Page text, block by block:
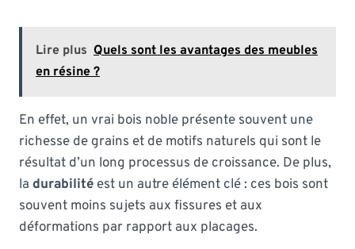
Lire plus Quels sont les avantages des meubles
en résine ?
En effet, un vrai bois noble présente souvent une
richesse de grains et de motifs naturels qui sont le
résultat d’un long processus de croissance. De plus,
la durabilité est un autre élément clé : ces bois sont
souvent moins sujets aux fissures et aux
déformations par rapport aux placages.